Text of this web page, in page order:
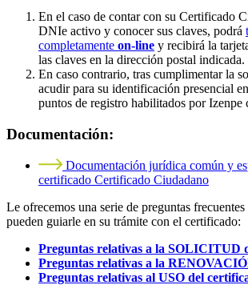
En el caso de contar con su Certificado
DNIe activo y conocer sus claves, podrá
completamente on-line y recibirá la
las claves en la dirección postal indicada.
En caso contrario, tras cumplimentar la
acudir para su identificación presencial
puntos de registro habilitados por Izenpe
Documentación:
Documentación jurídica común y
certificado Certificado Ciudadano
Le ofrecemos una serie de preguntas
pueden guiarle en su trámite con el certificado:
Preguntas relativas a la SOLICITUD
Preguntas relativas a la
Preguntas relativas al USO del